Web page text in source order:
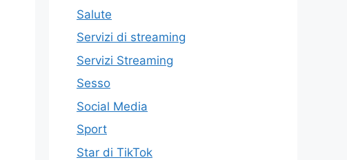
Salute
Servizi di streaming
Servizi Streaming
Sesso
Social Media
Sport
Star di TikTok